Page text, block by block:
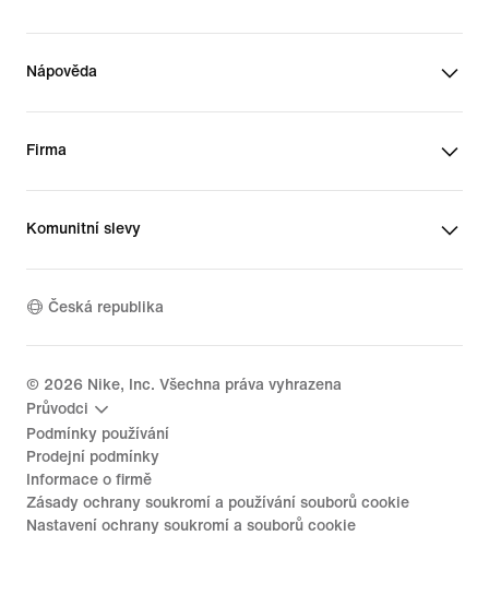
Nápověda
Firma
Komunitní slevy
Česká republika
© 2026 Nike, Inc. Všechna práva vyhrazena
Průvodci
Podmínky používání
Prodejní podmínky
Informace o firmě
Zásady ochrany soukromí a používání souborů cookie
Nastavení ochrany soukromí a souborů cookie